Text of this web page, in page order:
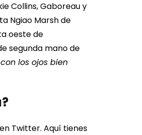
Collins, Gaboreau y
Ngiao Marsh de
oeste de
segunda mano de
los ojos bien
Twitter. Aquí tienes